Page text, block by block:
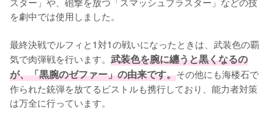
を劇中では使用しました。
最終決戦でルフィと1対1の戦いになったときは、武装色の覇
気で肉弾戦を行います。 武装色を腕に纏うと黒くなるの
が、「黒腕のゼファー」の由来です。その他にも海楼石で
作られた銃弾を放てるピストルも携行しており、能力者対策
は万全に行っています。